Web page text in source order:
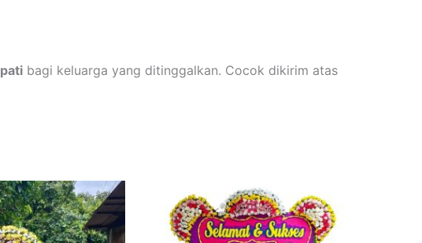
bagi keluarga yang ditinggalkan. Cocok dikirim atas